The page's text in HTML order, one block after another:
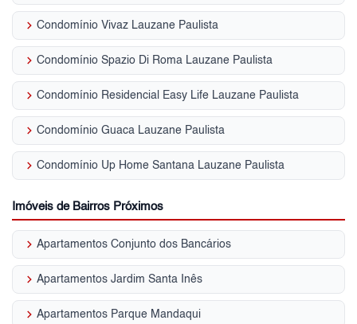
keyboard_arrow_right Condomínio Vivaz Lauzane Paulista
keyboard_arrow_right Condomínio Spazio Di Roma Lauzane Paulista
keyboard_arrow_right Condomínio Residencial Easy Life Lauzane Paulista
keyboard_arrow_right Condomínio Guaca Lauzane Paulista
keyboard_arrow_right Condomínio Up Home Santana Lauzane Paulista
Imóveis de Bairros Próximos
keyboard_arrow_right Apartamentos Conjunto dos Bancários
keyboard_arrow_right Apartamentos Jardim Santa Inês
keyboard_arrow_right Apartamentos Parque Mandaqui